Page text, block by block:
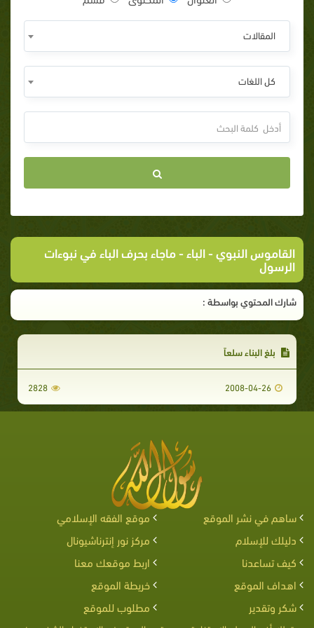
المقالات
كل اللغات
القاموس النبوي-الباء- ماجاء بحرف الباء في نبوءات
الرسول
شارك المحتوي بواسطة :
بلغ البناء سلعاً
2008-04-26
2828
ساهم في نشر الموقع
موقع الفقه الإسلامي
دليلك للإسلام
مركز نور إنترناشيونال
كيف تساعدنا
اربط موقعك معنا
اهداف الموقع
خريطة الموقع
شكر وتقدير
مطلوب للموقع